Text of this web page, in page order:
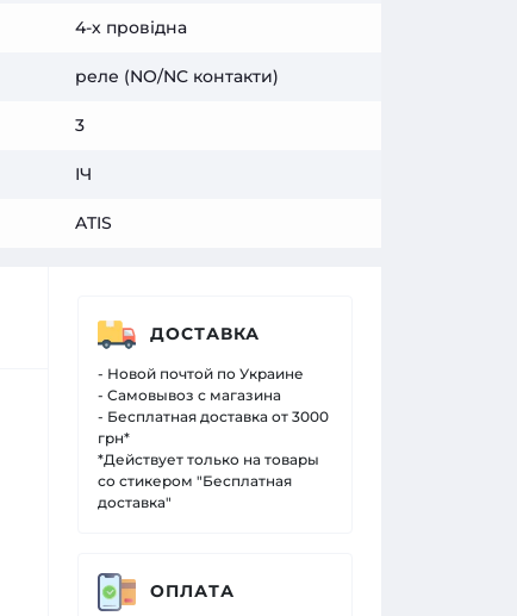
4-х провідна
реле (NO/NC контакти)
3
ІЧ
ATIS
ДОСТАВКА
- Новой почтой по Украине
- Самовывоз с магазина
- Бесплатная доставка от 3000
грн*
*Действует только на товары
со стикером "Бесплатная
доставка"
ОПЛАТА